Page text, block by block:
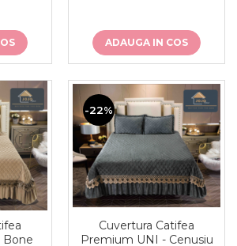
ADAUGA IN COS
Bone
-22%
Cuvertura Catifea
Premium UNI - Cenusiu